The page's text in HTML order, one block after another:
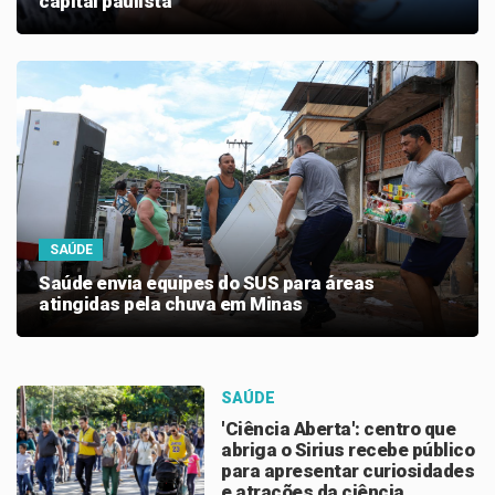
SAÚDE
Saúde envia equipes do SUS para áreas
atingidas pela chuva em Minas
SAÚDE
'Ciência Aberta': centro que
abriga o Sirius recebe público
para apresentar curiosidades